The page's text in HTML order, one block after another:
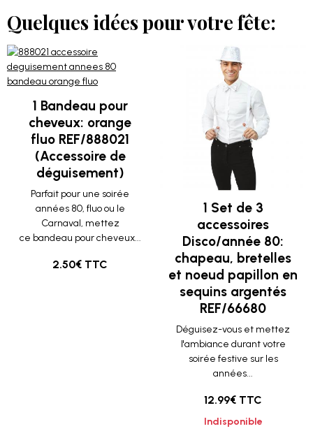
Quelques idées pour votre fête:
1 Bandeau pour
cheveux: orange
fluo REF/888021
(Accessoire de
déguisement)
Parfait pour une soirée
années 80, fluo ou le
Carnaval, mettez
ce bandeau pour cheveux...
2.50€ TTC
1 Set de 3
accessoires
Disco/année 80:
chapeau, bretelles
et noeud papillon en
sequins argentés
REF/66680
Déguisez-vous et mettez
l'ambiance durant votre
soirée festive sur les
années...
12.99€ TTC
Indisponible